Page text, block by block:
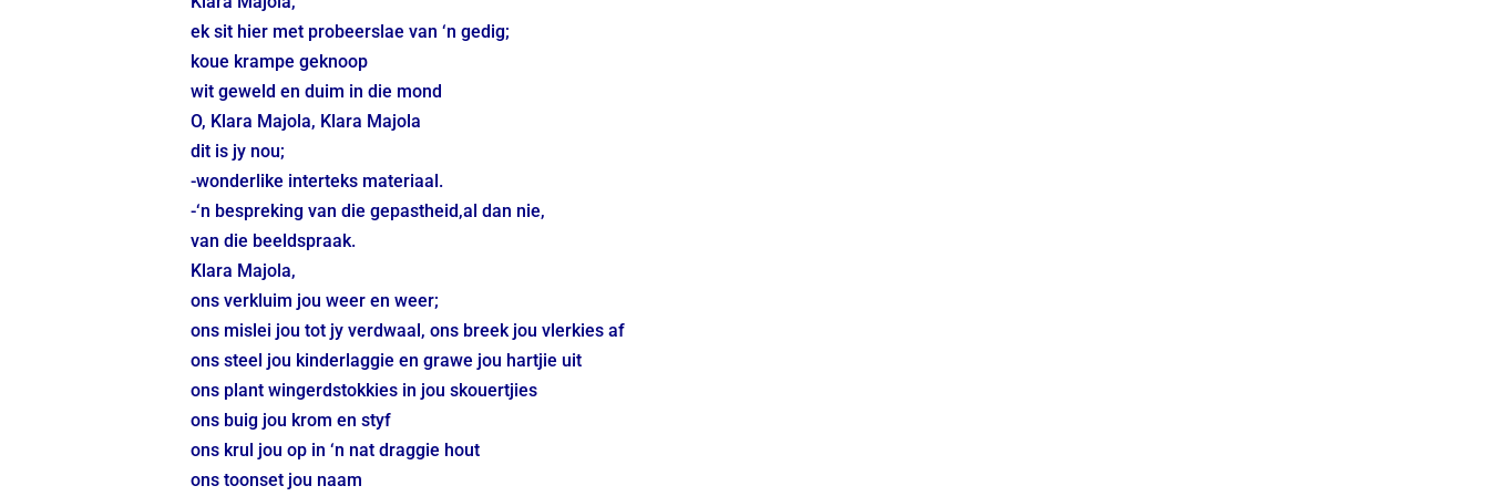
ek sit hier met probeerslae van ‘n gedig;
koue krampe geknoop
wit geweld en duim in die mond
O, Klara Majola, Klara Majola
dit is jy nou;
-wonderlike interteks materiaal.
-‘n bespreking van die gepastheid,al dan nie,
van die beeldspraak.
Klara Majola,
ons verkluim jou weer en weer;
ons mislei jou tot jy verdwaal, ons breek jou vlerkies af
ons steel jou kinderlaggie en grawe jou hartjie uit
ons plant wingerdstokkies in jou skouertjies
ons buig jou krom en styf
ons krul jou op in ‘n nat draggie hout
ons toonset jou naam